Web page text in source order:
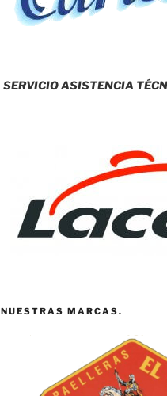
SERVICIO ASISTENCIA
NUESTRAS MARCAS.